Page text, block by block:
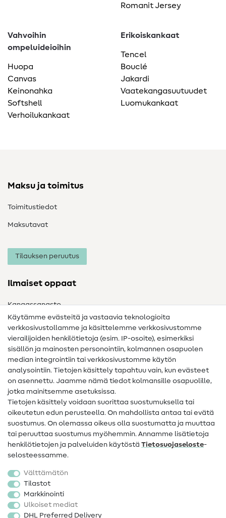
Romanit Jersey
Vahvoihin
ompeluideioihin
Huopa
Canvas
Keinonahka
Softshell
Verhoilukankaat
Erikoiskankaat
Tencel
Bouclé
Jakardi
Vaatekangasuutuudet
Luomukankaat
Maksu ja toimitus
Toimitustiedot
Maksutavat
Tilauksen peruutus
Ilmaiset oppaat
Kangassanasto
Ompelusanasto
Ompeluohjeet
Apua ja yhteystiedot
Yhteystiedot
Tietoa omistajanvaihdoksesta
Peruutusoikeus
Suosittu
Kankaat
Ompelutarvikkeet
Ale
Käytämme evästeitä ja vastaavia teknologioita
verkkosivustollamme ja käsittelemme verkkosivustomme
vierailijoiden henkilötietoja (esim. IP-osoite), esimerkiksi
sisällön ja mainosten personointiin, kolmannen osapuolen
median integrointiin tai verkkosivustomme käytön
analysointiin. Tietojen käsittely tapahtuu vain, kun evästeet
on asennettu. Jaamme nämä tiedot kolmansille osapuolille,
jotka mainitsemme asetuksissa.
Tietojen käsittely voidaan suorittaa suostumuksella tai
oikeutetun edun perusteella. On mahdollista antaa tai evätä
suostumus. On olemassa oikeus olla suostumatta ja muuttaa
tai peruuttaa suostumus myöhemmin. Annamme lisätietoja
henkilötietojen ja palveluiden käytöstä Tietosuojaseloste-
selosteessamme.
Välttämätön
Tilastot
Markkinointi
Ulkoiset mediat
DHL Preferred Delivery